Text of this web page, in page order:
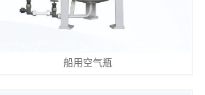
船用空气瓶